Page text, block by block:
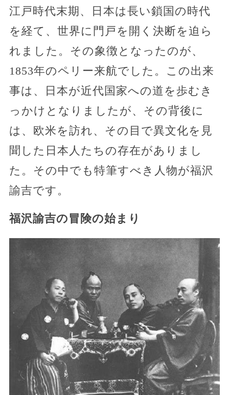
江戸時代末期、日本は長い鎖国の時代
を経て、世界に門戸を開く決断を迫ら
れました。その象徴となったのが、
1853年のペリー来航でした。この出来
事は、日本が近代国家への道を歩むき
っかけとなりましたが、その背後に
は、欧米を訪れ、その目で異文化を見
聞した日本人たちの存在がありまし
た。その中でも特筆すべき人物が福沢
諭吉です。
福沢諭吉の冒険の始まり